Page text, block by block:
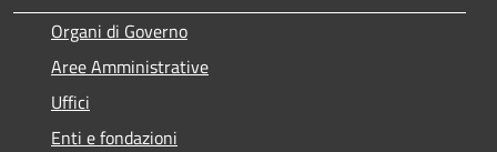
Organi di Governo
Aree Amministrative
Uffici
Enti e fondazioni